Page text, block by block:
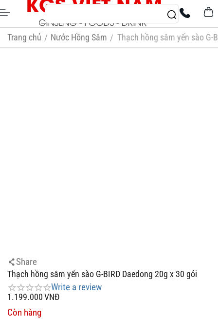
Trang chủ / Nước Hồng Sâm / Thạch hồng sâm yến sào G-
Share
Thạch hồng sâm yến sào G-BIRD Daedong 20g x 30 gói
Write a review
1.199.000VNĐ
Còn hàng